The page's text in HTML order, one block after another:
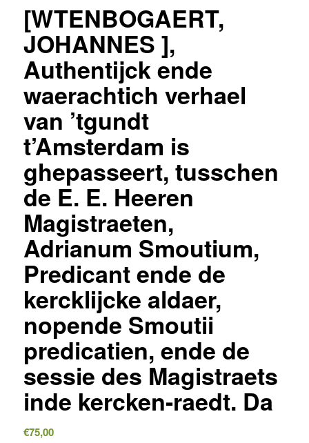
[WTENBOGAERT,
JOHANNES ],
Authentijck ende
waerachtich verhael
van ’tgundt
t’Amsterdam is
ghepasseert, tusschen
de E. E. Heeren
Magistraeten,
Adrianum Smoutium,
Predicant ende de
kercklijcke aldaer,
nopende Smoutii
predicatien, ende de
sessie des Magistraets
inde kercken-raedt. Da
€75,00